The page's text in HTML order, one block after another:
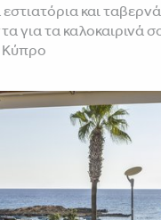
και
για τα καλοκαιρινά
Κύπρο